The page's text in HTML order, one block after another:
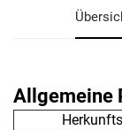
Allgemeine